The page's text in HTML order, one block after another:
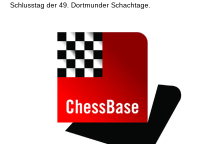
Schlusstag der 49. Dortmunder Schachtage.